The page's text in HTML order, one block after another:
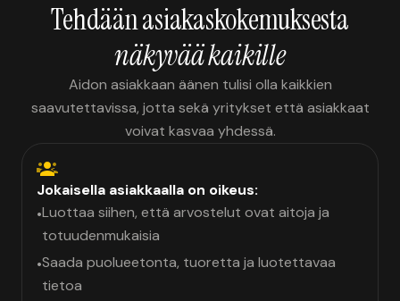
Tehdään asiakaskokemuksesta
näkyvää kaikille
Aidon asiakkaan äänen tulisi olla kaikkien
saavutettavissa, jotta sekä yritykset että asiakkaat
voivat kasvaa yhdessä.
Jokaisella asiakkaalla on oikeus:
•Luottaa siihen, että arvostelut ovat aitoja ja
totuudenmukaisia
•Saada puolueetonta, tuoretta ja luotettavaa
tietoa